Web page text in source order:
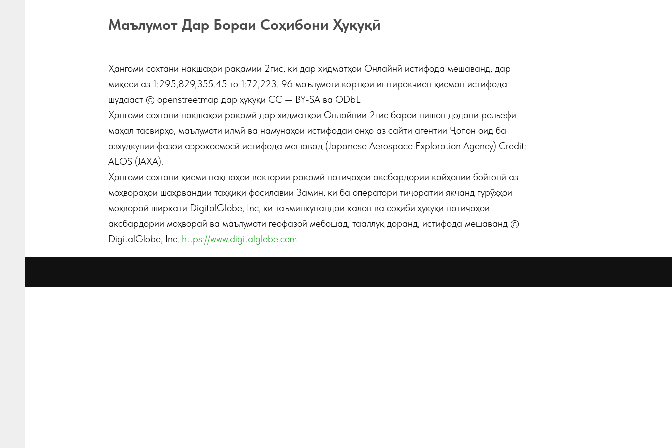
Маълумот Дар Бораи Соҳибони Ҳуқуқӣ
Ҳангоми сохтани нақшаҳои рақамии 2гис, ки дар хидматҳои Онлайнӣ истифода мешаванд, дар
миқеси аз 1:295,829,355.45 то 1:72,223. 96 маълумоти кортҳои иштирокчиен қисман истифода
шудааст © openstreetmap дар ҳуқуқи СС — BY-SA ва ODbL
Ҳангоми сохтани нақшаҳои рақамӣ дар хидматҳои Онлайнии 2гис барои нишон додани рельефи
маҳал тасвирҳо, маълумоти илмӣ ва намунаҳои истифодаи онҳо аз сайти агентии Ҷопон оид ба
азхудкунии фазои аэрокосмосӣ истифода мешавад (Japanese Aerospace Exploration Agency) Credit:
ALOS (JAXA).
Ҳангоми сохтани қисми нақшаҳои вектории рақамӣ натиҷаҳои аксбардории кайҳонии бойгонӣ аз
моҳвораҳои шаҳрвандии таҳқиқи фосилавии Замин, ки ба оператори тиҷоратии якчанд гурӯҳҳои
моҳвораӣ ширкати DigitalGlobe, Inc, ки таъминкунандаи калон ва соҳиби ҳуқуқи натиҷаҳои
аксбардории моҳвораӣ ва маълумоти геофазоӣ мебошад, тааллуқ доранд, истифода мешаванд ©
DigitalGlobe, Inc. https://www.digitalglobe.com